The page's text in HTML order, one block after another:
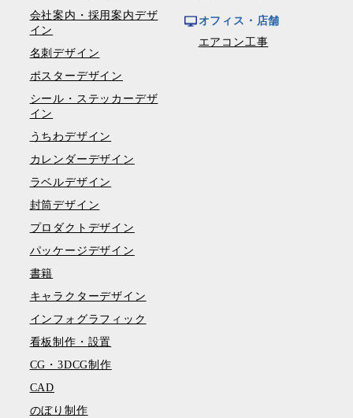
会社案内・採用案内デザ
イン
名刺デザイン
ポスターデザイン
シール・ステッカーデザ
イン
うちわデザイン
カレンダーデザイン
ラベルデザイン
封筒デザイン
プロダクトデザイン
パッケージデザイン
書籍
キャラクターデザイン
インフォグラフィック
看板制作・設置
CG・3DCG制作
CAD
のぼり制作
オフィス・店舗
エアコン工事